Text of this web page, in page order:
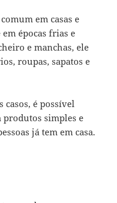
em casas e
épocas frias e
e manchas, ele
roupas, sapatos e
é possível
simples e
já tem em casa.